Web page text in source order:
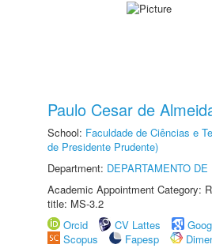
Paulo Cesar de
School: Faculdade de Ciências e
de Presidente Prudente)
Department: DEPARTAMENTO
Academic Appointment Category:
title: MS-3.2
Orcid
CV Lattes
Scopus
Fapesp